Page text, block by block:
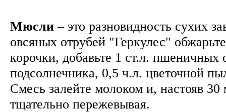
Мюсли – это разновидность сухих
овсяных отрубей "Геркулес"
корочки, добавьте 1 cт.л. пшеничных
подсолнечника, 0,5 ч.л. цветочной
Смесь залейте молоком и, настояв
тщательно пережевывая.